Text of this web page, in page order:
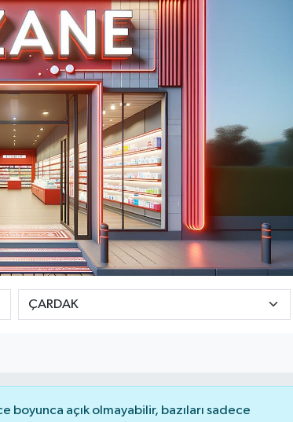
boyunca açık olmayabilir, bazıları sadece